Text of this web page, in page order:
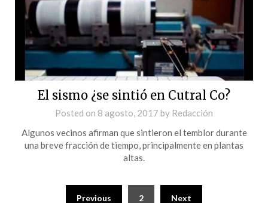
El sismo ¿se sintió en Cutral Co?
Posted on 8 agosto, 2017 by Redacción
Algunos vecinos afirman que sintieron el temblor durante
una breve fracción de tiempo, principalmente en plantas
altas.
Previous 2 Next